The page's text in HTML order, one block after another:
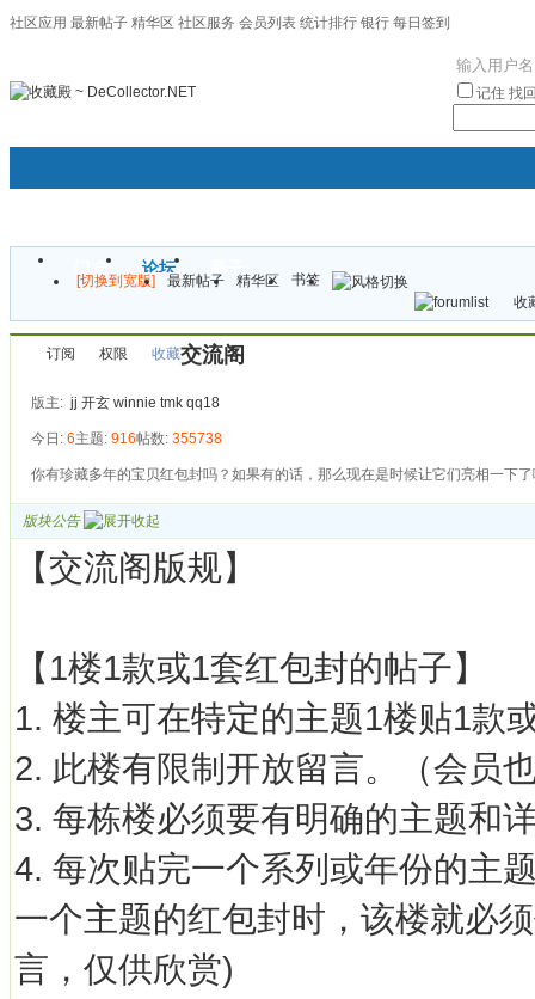
社区应用 最新帖子 精华区 社区服务 会员列表 统计排行 银行 每日签到
记住 找
门户 论坛
[切换到宽版] 最新帖子 精华区
书签
收
订阅 权限 交流阁
收藏
版主: jj 开玄 winnie tmk qq18
今日: 6主题: 916帖数: 355738
你有珍藏多年的宝贝红包封吗？如果有的话，那么现在是时候让它们亮相一下
版块公告
【交流阁版规】
【1楼1款或1套红包封的帖子】
1. 楼主可在特定的主题1楼贴1款
2. 此楼有限制开放留言。（会员
3. 每栋楼必须要有明确的主题和
4. 每次贴完一个系列或年份的主
一个主题的红包封时，该楼就必
言，仅供欣赏)